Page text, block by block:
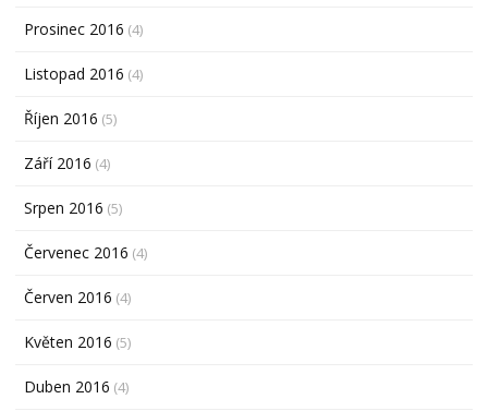
Prosinec 2016 (4)
Listopad 2016 (4)
Říjen 2016 (5)
Září 2016 (4)
Srpen 2016 (5)
Červenec 2016 (4)
Červen 2016 (4)
Květen 2016 (5)
Duben 2016 (4)